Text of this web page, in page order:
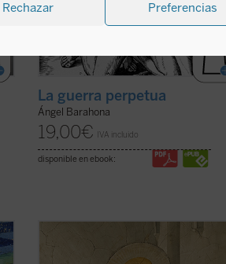
Rechazar Preferencias
La guerra perpetua
Ángel Barahona
19,00€ IVA incluido
disponible en ebook:
Paolo Prosperi no pretende en este
ensayo ofrecer un comentario exhaustivo